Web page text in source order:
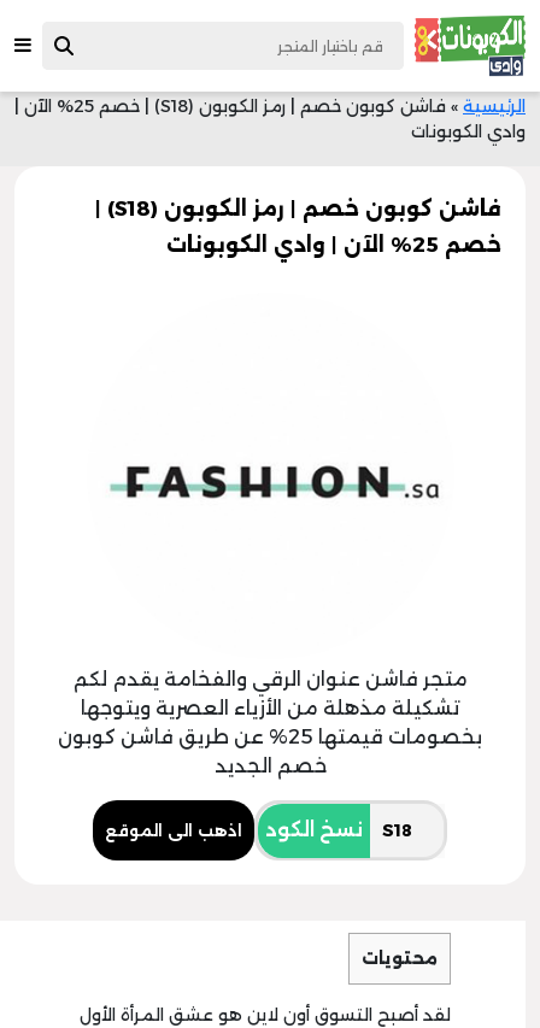
الرئيسية »
فاشن كوبون خصم | رمز الكوبون (S18) | خصم 25% الآن |
وادي الكوبونات
فاشن كوبون خصم | رمز الكوبون (S18) |
خصم 25% الآن | وادي الكوبونات
متجر فاشن عنوان الرقي والفخامة يقدم لكم
تشكيلة مذهلة من الأزياء العصرية ويتوجها
بخصومات قيمتها 25% عن طريق فاشن كوبون
خصم الجديد
نسخ الكود اذهب الى الموقع
محتويات
لقد أصبح التسوق أون لاين هو عشق المرأة الأول